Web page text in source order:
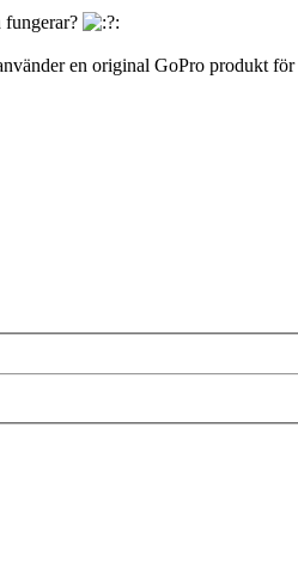
fungerar?
en original GoPro produkt